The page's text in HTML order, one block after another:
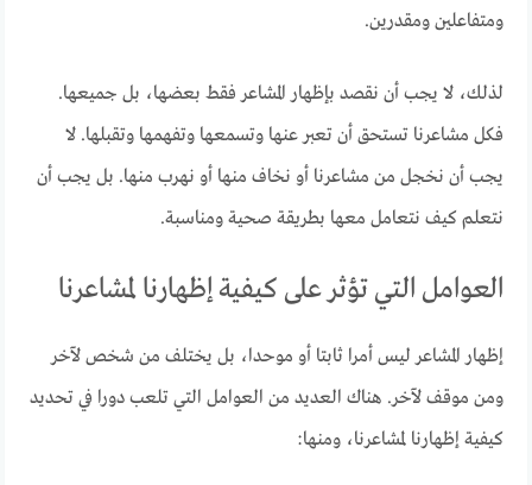
ومتفاعلين ومقدرين.
لذلك، لا يجب أن نقصد بإظهار المشاعر فقط بعضها، بل جميعها.
فكل مشاعرنا تستحق أن تعبر عنها وتسمعها وتفهمها وتقبلها. لا
يجب أن نخجل من مشاعرنا أو نخاف منها أو نهرب منها. بل يجب أن
نتعلم كيف نتعامل معها بطريقة صحية ومناسبة.
العوامل التي تؤثر على كيفية إظهارنا لمشاعرنا
إظهار المشاعر ليس أمرا ثابتا أو موحدا، بل يختلف من شخص لآخر
ومن موقف لآخر. هناك العديد من العوامل التي تلعب دورا في تحديد
كيفية إظهارنا لمشاعرنا، ومنها: